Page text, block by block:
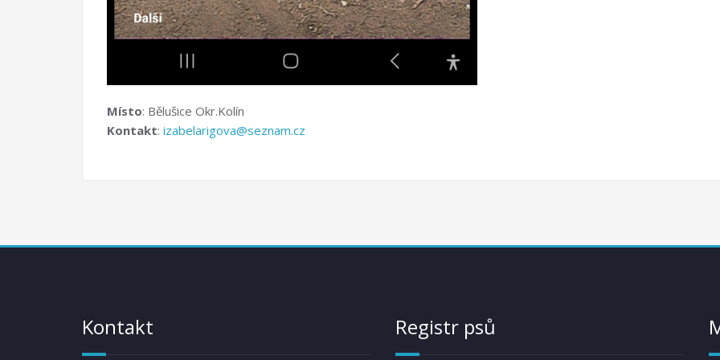
Místo: Bělušice Okr.Kolín
Kontakt: izabelarigova@seznam.cz
Kontakt Registr psů